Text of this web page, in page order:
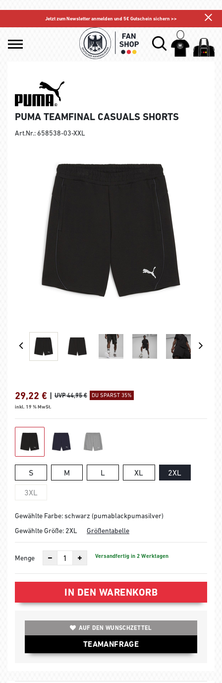
Jetzt zum Newsletter anmelden und 5€ Gutschein sichern >>
PUMA TEAMFINAL CASUALS SHORTS
Art.Nr.: 658538-03-XXL
29,22 € | UVP 44,95 € DU SPARST 35%
inkl. 19 % MwSt.
S M L XL 2XL
3XL
Gewählte Farbe: schwarz (pumablackpumasilver)
Gewählte Größe: 2XL Größentabelle
Menge Versandfertig in 2 Werktagen
IN DEN WARENKORB
AUF DEN WUNSCHZETTEL
TEAMANFRAGE